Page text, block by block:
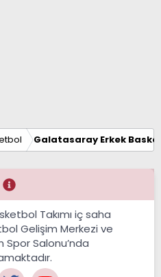
Galatasaray Erkek
Takımı iç saha
Gelişim Merkezi ve
Spor Salonu’nda